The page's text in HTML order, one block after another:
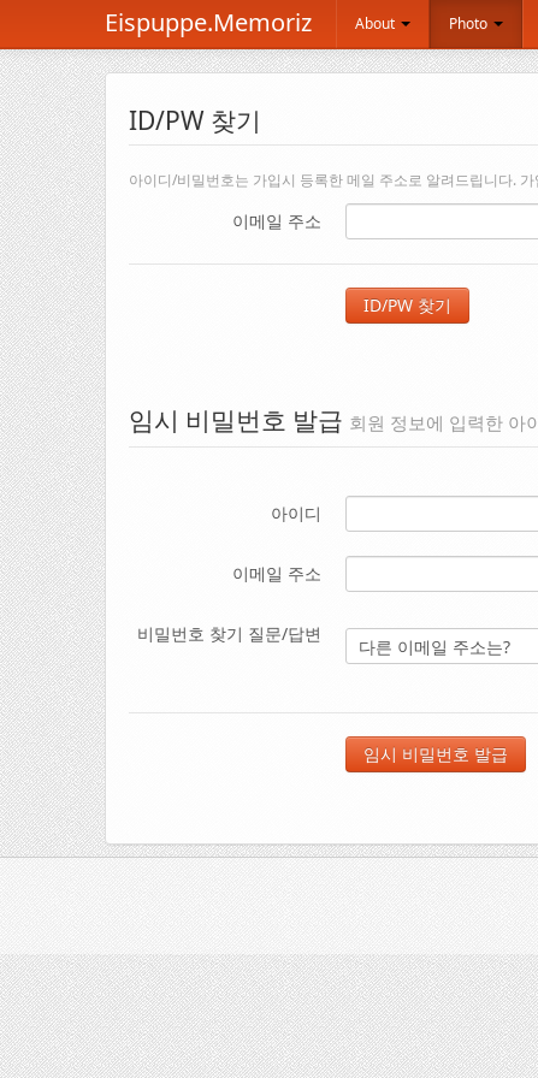
Eispuppe.Memoriz About Photo
ID/PW 찾기
아이디/비밀번호는 가입시 등록한 메일 주소로 알려드립니다.
이메일 주소
임시 비밀번호 발급 회원 정보에 입력한 아
아이디
이메일 주소
비밀번호 찾기 질문/답변